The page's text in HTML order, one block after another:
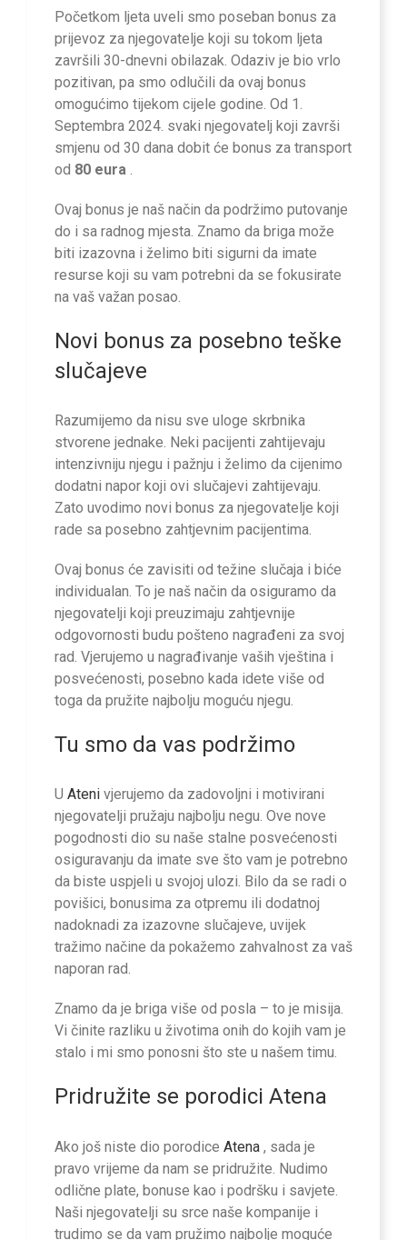
Početkom ljeta uveli smo poseban bonus za
prijevoz za njegovatelje koji su tokom ljeta
završili 30-dnevni obilazak. Odaziv je bio vrlo
pozitivan, pa smo odlučili da ovaj bonus
omogućimo tijekom cijele godine. Od 1.
Septembra 2024. svaki njegovatelj koji završi
smjenu od 30 dana dobit će bonus za transport
od 80 eura
Ovaj bonus je naš način da podržimo putovanje
do i sa radnog mjesta. Znamo da briga može
biti izazovna i želimo biti sigurni da imate
resurse koji su vam potrebni da se fokusirate
na vaš važan posao.
Novi bonus za posebno teške
slučajeve
Razumijemo da nisu sve uloge skrbnika
stvorene jednake. Neki pacijenti zahtijevaju
intenzivniju njegu i pažnju i želimo da cijenimo
dodatni napor koji ovi slučajevi zahtijevaju.
Zato uvodimo novi bonus za njegovatelje koji
rade sa posebno zahtjevnim pacijentima.
Ovaj bonus će zavisiti od težine slučaja i biće
individualan. To je naš način da osiguramo da
njegovatelji koji preuzimaju zahtjevnije
odgovornosti budu pošteno nagrađeni za svoj
rad. Vjerujemo u nagrađivanje vaših vještina i
posvećenosti, posebno kada idete više od
toga da pružite najbolju moguću njegu.
Tu smo da vas podržimo
U Ateni vjerujemo da zadovoljni i motivirani
njegovatelji pružaju najbolju negu. Ove nove
pogodnosti dio su naše stalne posvećenosti
osiguravanju da imate sve što vam je potrebno
da biste uspjeli u svojoj ulozi. Bilo da se radi o
povišici, bonusima za otpremu ili dodatnoj
nadoknadi za izazovne slučajeve, uvijek
tražimo načine da pokažemo zahvalnost za vaš
naporan rad.
Znamo da je briga više od posla – to je misija.
Vi činite razliku u životima onih do kojih vam je
stalo i mi smo ponosni što ste u našem timu.
Pridružite se porodici Atena
Ako još niste dio porodice Atena , sada je
pravo vrijeme da nam se pridružite. Nudimo
odlične plate, bonuse kao i podršku i savjete.
Naši njegovatelji su srce naše kompanije i
trudimo se da vam pružimo najbolje moguće